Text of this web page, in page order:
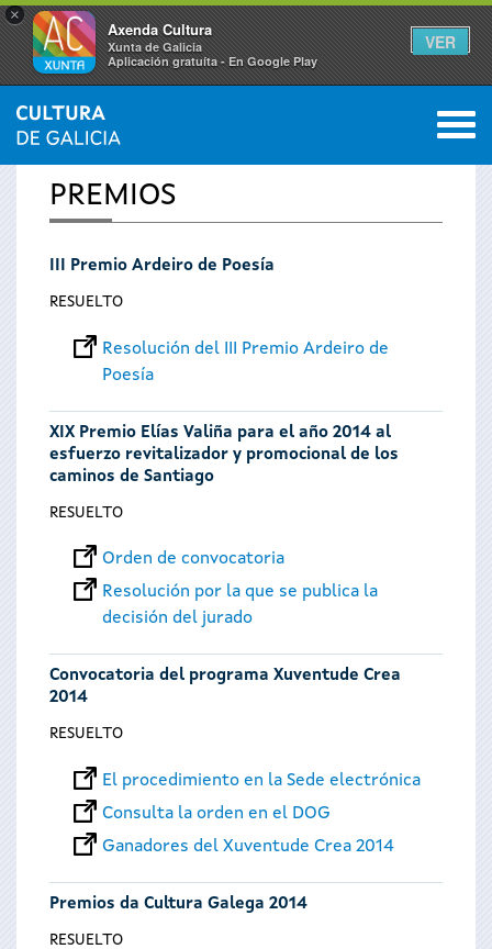
×
Axenda Cultura
Xunta de Galicia
Aplicación gratuíta - En Google Play
VER
Se
encuentra
usted
INICIO 0
PREMIOS
III Premio Ardeiro de Poesía
RESUELTO
Resolución del III Premio Ardeiro de
Poesía
XIX Premio Elías Valiña para el año 2014 al
esfuerzo revitalizador y promocional de los
caminos de Santiago
RESUELTO
Orden de convocatoria
Resolución por la que se publica la
decisión del jurado
Convocatoria del programa Xuventude Crea
2014
RESUELTO
El procedimiento en la Sede electrónica
Consulta la orden en el DOG
Ganadores del Xuventude Crea 2014
Premios da Cultura Galega 2014
RESUELTO